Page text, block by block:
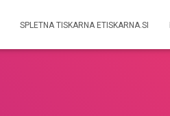
SPLETNA TISKARNA ETISKARNA.SI